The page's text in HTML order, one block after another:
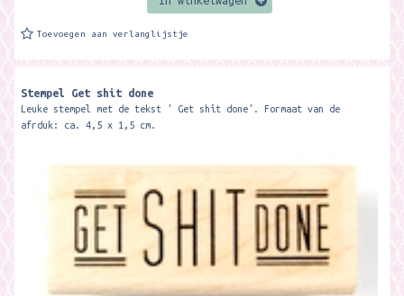
Toevoegen aan verlanglijstje
Stempel Get shit done
Leuke stempel met de tekst ' Get shit done'. Formaat van de
afrduk: ca. 4,5 x 1,5 cm.